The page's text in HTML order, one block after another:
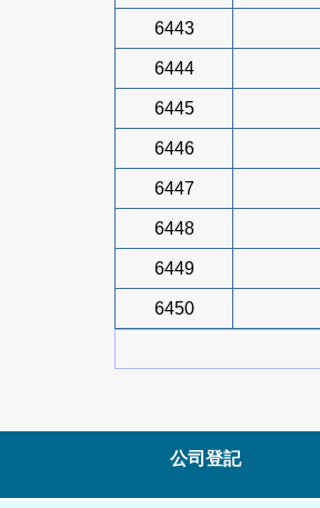
6443
6444
6445
6446
6447
6448
6449
6450
公司登記